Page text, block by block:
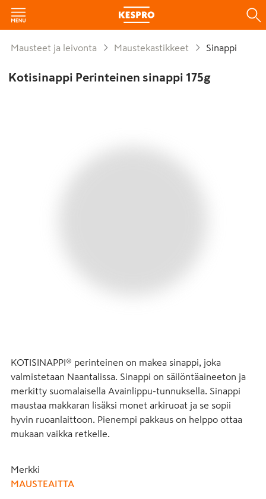
Mausteet ja leivonta Maustekastikkeet Sinappi
Kotisinappi Perinteinen sinappi 175g
KOTISINAPPI® perinteinen on makea sinappi, joka
valmistetaan Naantalissa. Sinappi on säilöntäaineeton ja
merkitty suomalaisella Avainlippu-tunnuksella. Sinappi
maustaa makkaran lisäksi monet arkiruoat ja se sopii
hyvin ruoanlaittoon. Pienempi pakkaus on helppo ottaa
mukaan vaikka retkelle.
Merkki
MAUSTEAITTA